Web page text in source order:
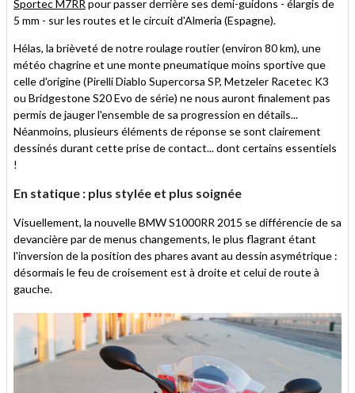
Sportec M7RR pour passer derrière ses demi-guidons - élargis de
5 mm - sur les routes et le circuit d'Almeria (Espagne).
Hélas, la brièveté de notre roulage routier (environ 80 km), une
météo chagrine et une monte pneumatique moins sportive que
celle d'origine (Pirelli Diablo Supercorsa SP, Metzeler Racetec K3
ou Bridgestone S20 Evo de série) ne nous auront finalement pas
permis de jauger l'ensemble de sa progression en détails...
Néanmoins, plusieurs éléments de réponse se sont clairement
dessinés durant cette prise de contact... dont certains essentiels
!
En statique : plus stylée et plus soignée
Visuellement, la nouvelle BMW S1000RR 2015 se différencie de sa
devancière par de menus changements, le plus flagrant étant
l'inversion de la position des phares avant au dessin asymétrique :
désormais le feu de croisement est à droite et celui de route à
gauche.